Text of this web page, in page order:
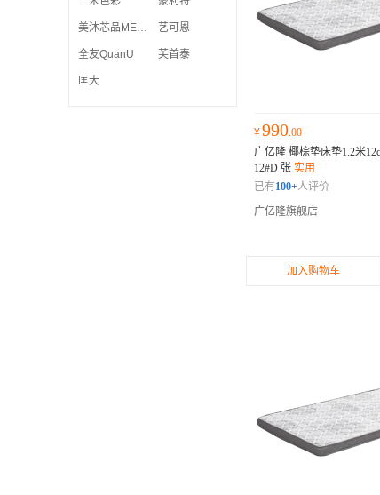
¥990.00
广亿隆 椰棕垫床垫1.2米
12#D 张 实用
已有100+人评价
广亿隆旗舰店
加入购物车
美沐芯品MEIMUXINPIN 艺可恩
全友QuanU 芙首泰
匡大